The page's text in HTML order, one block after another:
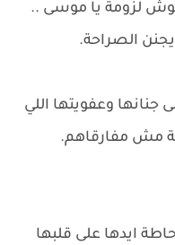
لزومة يا موسى ..
الصراحة.
وعفويتها اللي
مش مفارقاهم.
ايدها على قلبها